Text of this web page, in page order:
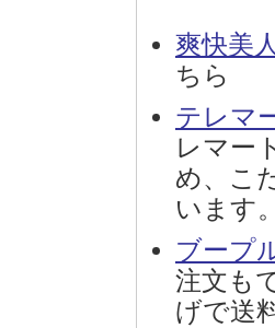
爽快美人
ちら
テレマ
レマー
め、こ
います。
ブープ
注文も
げで送